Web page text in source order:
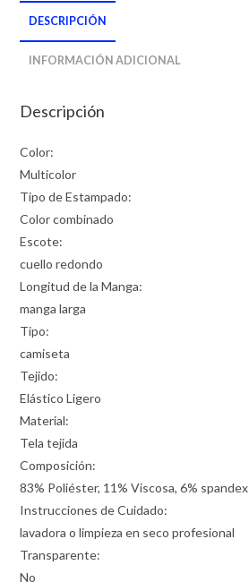
DESCRIPCIÓN
INFORMACIÓN ADICIONAL
Descripción
Color:
Multicolor
Tipo de Estampado:
Color combinado
Escote:
cuello redondo
Longitud de la Manga:
manga larga
Tipo:
camiseta
Tejido:
Elástico Ligero
Material:
Tela tejida
Composición:
83% Poliéster, 11% Viscosa, 6% spandex
Instrucciones de Cuidado:
lavadora o limpieza en seco profesional
Transparente:
No